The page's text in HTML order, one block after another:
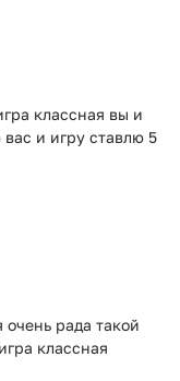
классная вы и
и игру ставлю 5
очень рада такой
классная